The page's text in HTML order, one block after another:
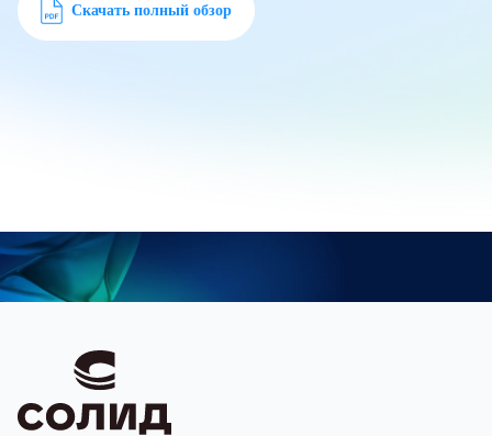
Скачать полный обзор